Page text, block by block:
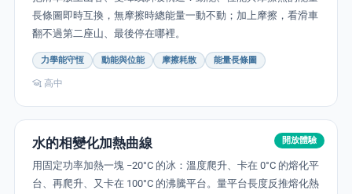
長條圖即時互換，無摩擦時總能量一動不動；加上摩擦，看滑車
翻不過第二座山、最後停在哪裡。
力學能守恆 動能與位能 摩擦耗散 能量長條圖
高中
開放體驗
水的相變化加熱曲線
用固定功率加熱一塊 −20°C 的冰：溫度爬升、卡在 0°C 的熔化平
台、再爬升、又卡在 100°C 的沸騰平台。量平台長度反推熔化熱